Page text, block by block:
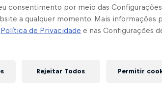
consentimento por meio das
a qualquer momento. Mais informações
Política de Privacidade e nas Configurações
Rejeitar Todos Permitir